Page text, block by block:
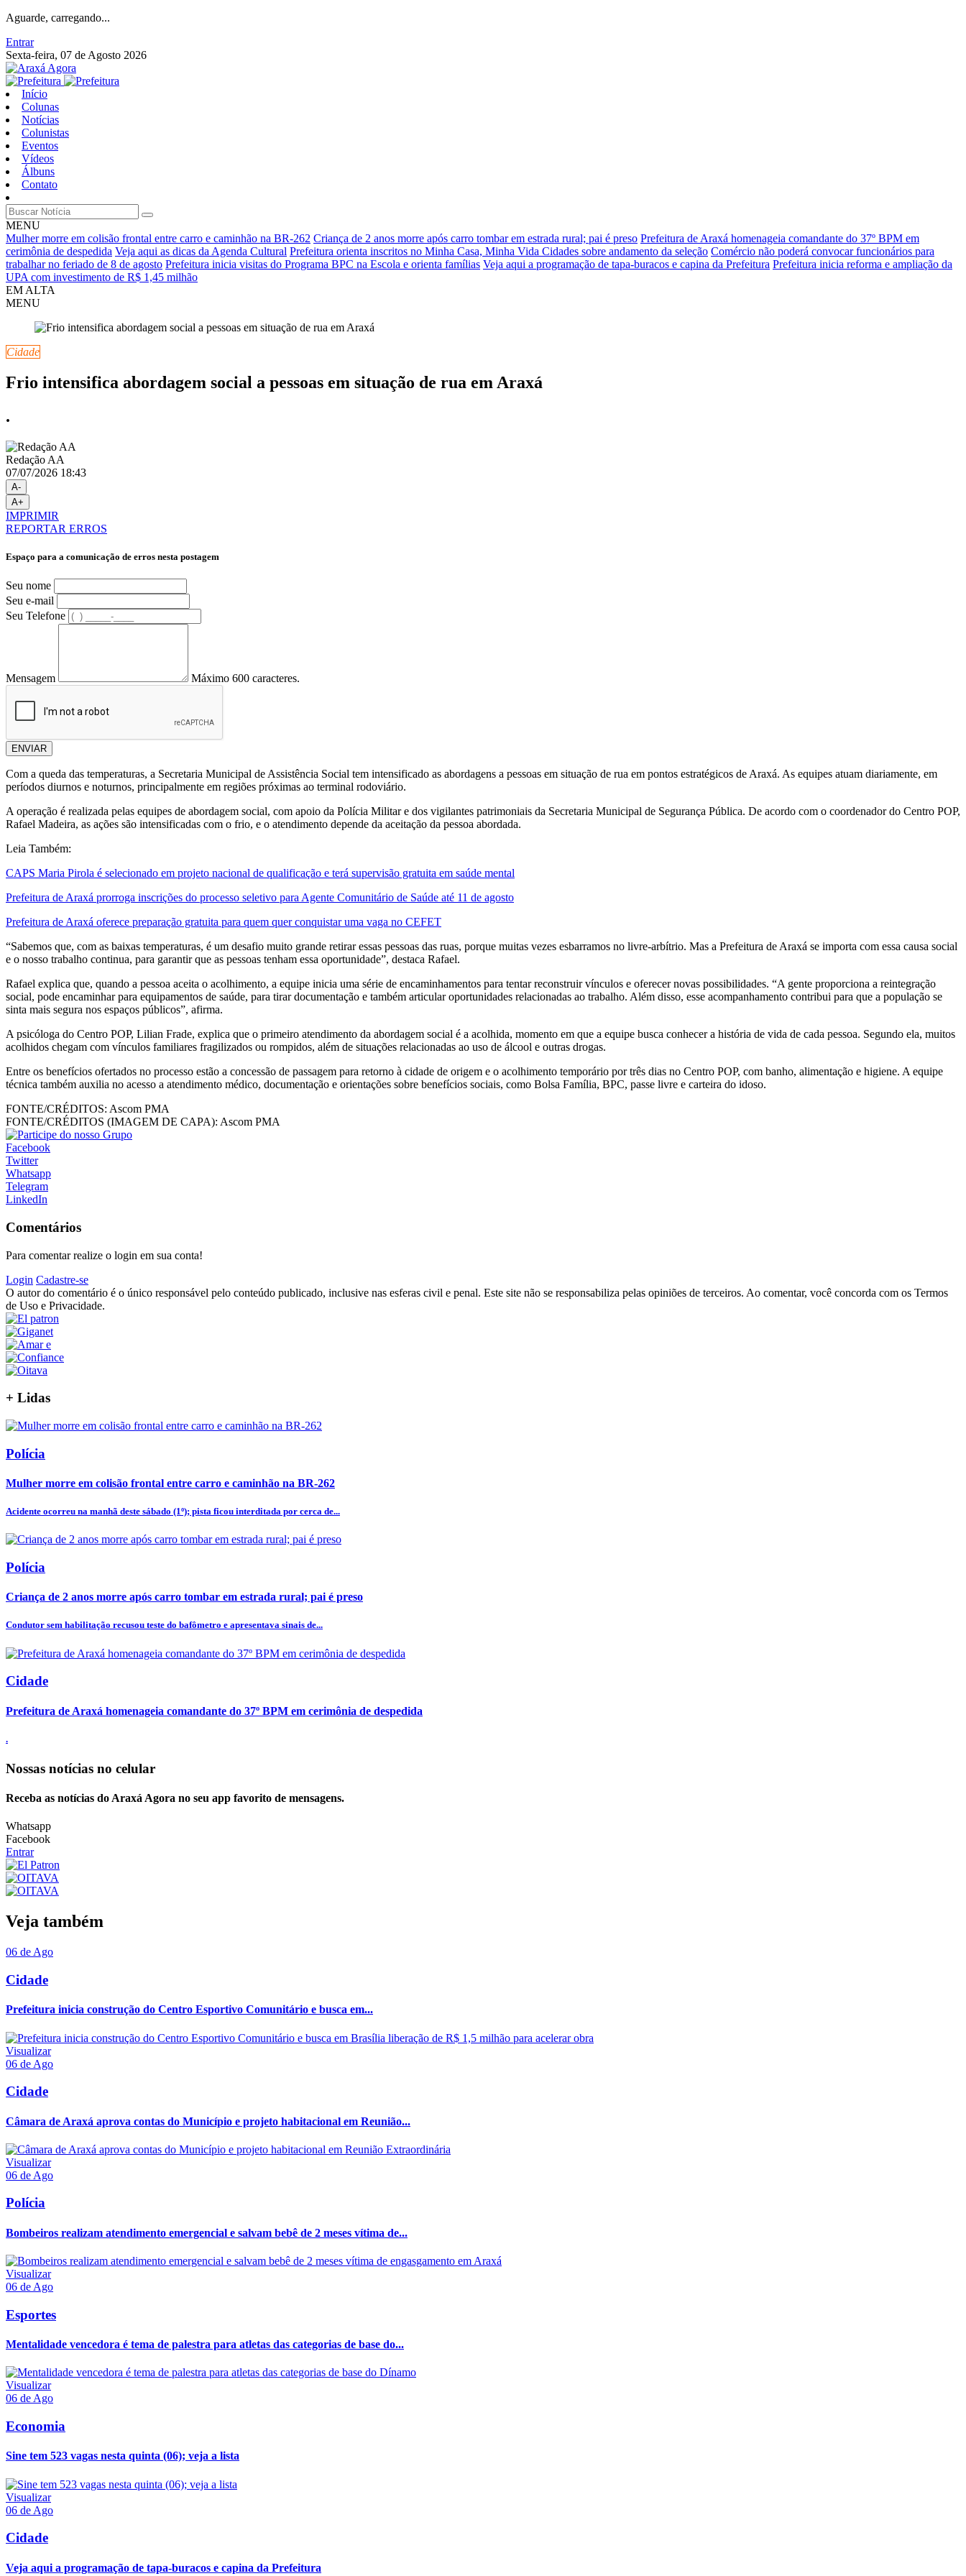
Aguarde, carregando...
Entrar
Sexta-feira, 07 de Agosto 2026
Início
Colunas
Notícias
Colunistas
Eventos
Vídeos
Álbuns
Contato
MENU
Mulher morre em colisão frontal entre carro e caminhão na BR-262 Criança de 2 anos morre após carro tombar em estrada rural; pai é preso Prefeitura de Araxá homenageia comandante do 37º BPM em
cerimônia de despedida Veja aqui as dicas da Agenda Cultural Prefeitura orienta inscritos no Minha Casa, Minha Vida Cidades sobre andamento da seleção Comércio não poderá convocar funcionários para
trabalhar no feriado de 8 de agosto Prefeitura inicia visitas do Programa BPC na Escola e orienta famílias Veja aqui a programação de tapa-buracos e capina da Prefeitura Prefeitura inicia reforma e ampliação da
UPA com investimento de R$ 1,45 milhão
EM ALTA
MENU
Cidade
Frio intensifica abordagem social a pessoas em situação de rua em Araxá
.
Redação AA
07/07/2026 18:43
A-
A+
IMPRIMIR
REPORTAR ERROS
Espaço para a comunicação de erros nesta postagem
Seu nome
Seu e-mail
Seu Telefone
Mensagem Máximo 600 caracteres.
ENVIAR
Com a queda das temperaturas, a Secretaria Municipal de Assistência Social tem intensificado as abordagens a pessoas em situação de rua em pontos estratégicos de Araxá. As equipes atuam diariamente, em
períodos diurnos e noturnos, principalmente em regiões próximas ao terminal rodoviário.
A operação é realizada pelas equipes de abordagem social, com apoio da Polícia Militar e dos vigilantes patrimoniais da Secretaria Municipal de Segurança Pública. De acordo com o coordenador do Centro POP,
Rafael Madeira, as ações são intensificadas com o frio, e o atendimento depende da aceitação da pessoa abordada.
Leia Também:
CAPS Maria Pirola é selecionado em projeto nacional de qualificação e terá supervisão gratuita em saúde mental
Prefeitura de Araxá prorroga inscrições do processo seletivo para Agente Comunitário de Saúde até 11 de agosto
Prefeitura de Araxá oferece preparação gratuita para quem quer conquistar uma vaga no CEFET
“Sabemos que, com as baixas temperaturas, é um desafio muito grande retirar essas pessoas das ruas, porque muitas vezes esbarramos no livre-arbítrio. Mas a Prefeitura de Araxá se importa com essa causa social
e o nosso trabalho continua, para garantir que as pessoas tenham essa oportunidade”, destaca Rafael.
Rafael explica que, quando a pessoa aceita o acolhimento, a equipe inicia uma série de encaminhamentos para tentar reconstruir vínculos e oferecer novas possibilidades. “A gente proporciona a reintegração
social, pode encaminhar para equipamentos de saúde, para tirar documentação e também articular oportunidades relacionadas ao trabalho. Além disso, esse acompanhamento contribui para que a população se
sinta mais segura nos espaços públicos”, afirma.
A psicóloga do Centro POP, Lilian Frade, explica que o primeiro atendimento da abordagem social é a acolhida, momento em que a equipe busca conhecer a história de vida de cada pessoa. Segundo ela, muitos
acolhidos chegam com vínculos familiares fragilizados ou rompidos, além de situações relacionadas ao uso de álcool e outras drogas.
Entre os benefícios ofertados no processo estão a concessão de passagem para retorno à cidade de origem e o acolhimento temporário por três dias no Centro POP, com banho, alimentação e higiene. A equipe
técnica também auxilia no acesso a atendimento médico, documentação e orientações sobre benefícios sociais, como Bolsa Família, BPC, passe livre e carteira do idoso.
FONTE/CRÉDITOS: Ascom PMA
FONTE/CRÉDITOS (IMAGEM DE CAPA): Ascom PMA
Facebook
Twitter
Whatsapp
Telegram
LinkedIn
Comentários
Para comentar realize o login em sua conta!
Login Cadastre-se
O autor do comentário é o único responsável pelo conteúdo publicado, inclusive nas esferas civil e penal. Este site não se responsabiliza pelas opiniões de terceiros. Ao comentar, você concorda com os Termos
de Uso e Privacidade.
+ Lidas
Polícia
Mulher morre em colisão frontal entre carro e caminhão na BR-262
Acidente ocorreu na manhã deste sábado (1º); pista ficou interditada por cerca de...
Polícia
Criança de 2 anos morre após carro tombar em estrada rural; pai é preso
Condutor sem habilitação recusou teste do bafômetro e apresentava sinais de...
Cidade
Prefeitura de Araxá homenageia comandante do 37º BPM em cerimônia de despedida
.
Nossas notícias no celular
Receba as notícias do Araxá Agora no seu app favorito de mensagens.
Whatsapp
Facebook
Entrar
Veja também
06 de Ago
Cidade
Prefeitura inicia construção do Centro Esportivo Comunitário e busca em...
Visualizar
06 de Ago
Cidade
Câmara de Araxá aprova contas do Município e projeto habitacional em Reunião...
Visualizar
06 de Ago
Polícia
Bombeiros realizam atendimento emergencial e salvam bebê de 2 meses vítima de...
Visualizar
06 de Ago
Esportes
Mentalidade vencedora é tema de palestra para atletas das categorias de base do...
Visualizar
06 de Ago
Economia
Sine tem 523 vagas nesta quinta (06); veja a lista
Visualizar
06 de Ago
Cidade
Veja aqui a programação de tapa-buracos e capina da Prefeitura